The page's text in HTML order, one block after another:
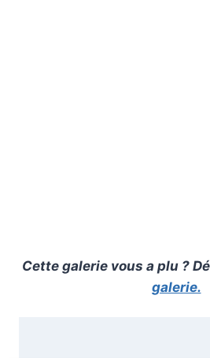
Cette galerie vous a plu ?
galerie.